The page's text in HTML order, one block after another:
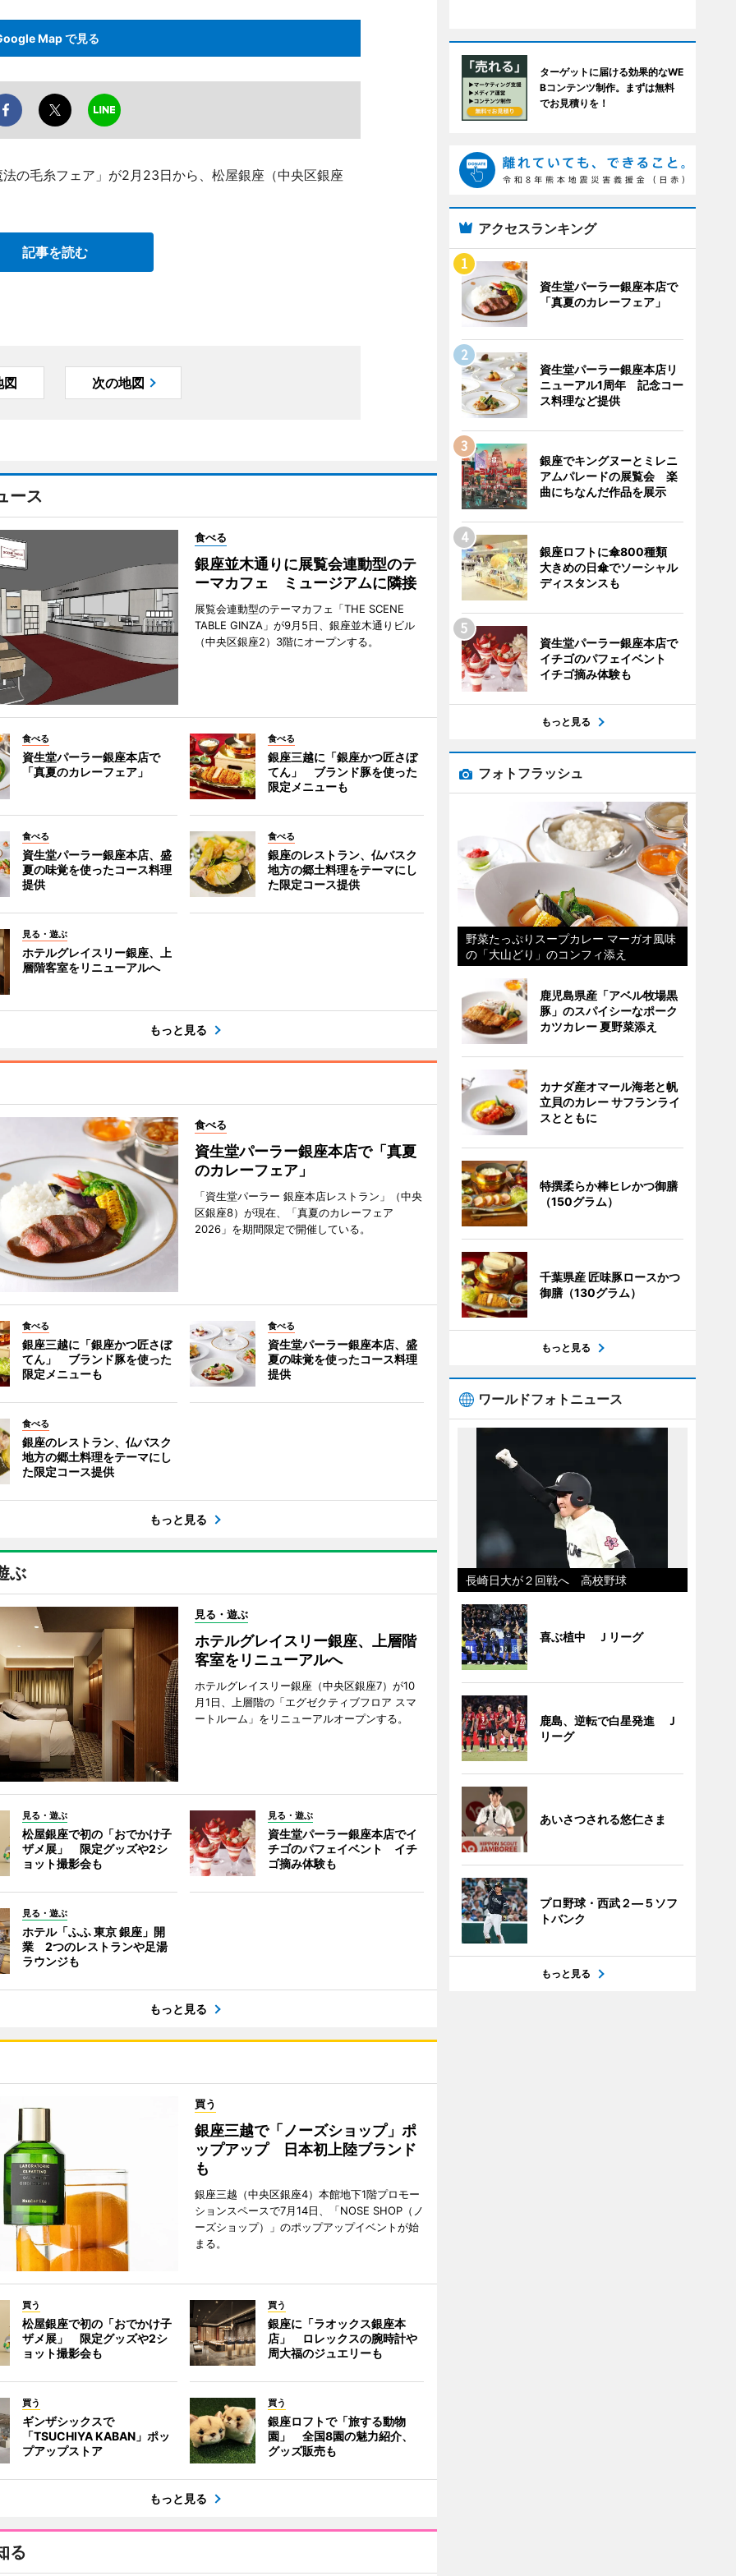
Map で見る
の毛糸フェア」が2月23日から、松屋銀座（中央区銀座
記事を読む
図 次の地図
ース
食べる
銀座並木通りに展覧会連動型のテ
ーマカフェ ミュージアムに隣接
展覧会連動型のテーマカフェ「THE SCENE
TABLE GINZA」が9月5日、銀座並木通りビル
（中央区銀座2）3階にオープンする。
食べる
資生堂パーラー銀座本店で
「真夏のカレーフェア」
食べる
銀座三越に「銀座かつ匠さぼ
てん」 ブランド豚を使った
限定メニューも
食べる
資生堂パーラー銀座本店、盛
夏の味覚を使ったコース料理
提供
食べる
銀座のレストラン、仏バスク
地方の郷土料理をテーマにし
た限定コース提供
見る・遊ぶ
ホテルグレイスリー銀座、上
層階客室をリニューアルへ
もっと見る
食べる
資生堂パーラー銀座本店で「真夏
のカレーフェア」
「資生堂パーラー 銀座本店レストラン」（中央
区銀座8）が現在、「真夏のカレーフェア
2026」を期間限定で開催している。
食べる
銀座三越に「銀座かつ匠さぼ
てん」 ブランド豚を使った
限定メニューも
食べる
資生堂パーラー銀座本店、盛
夏の味覚を使ったコース料理
提供
食べる
銀座のレストラン、仏バスク
地方の郷土料理をテーマにし
た限定コース提供
もっと見る
ぶ
見る・遊ぶ
ホテルグレイスリー銀座、上層階
客室をリニューアルへ
ホテルグレイスリー銀座（中央区銀座7）が10
月1日、上層階の「エグゼクティブフロア スマ
ートルーム」をリニューアルオープンする。
見る・遊ぶ
松屋銀座で初の「おでかけ子
ザメ展」 限定グッズや2シ
ョット撮影会も
見る・遊ぶ
資生堂パーラー銀座本店でイ
チゴのパフェイベント イチ
ゴ摘み体験も
見る・遊ぶ
ホテル「ふふ 東京 銀座」開
業 2つのレストランや足湯
ラウンジも
もっと見る
買う
銀座三越で「ノーズショップ」ポ
ップアップ 日本初上陸ブランド
も
銀座三越（中央区銀座4）本館地下1階プロモー
ションスペースで7月14日、「NOSE SHOP（ノ
ーズショップ）」のポップアップイベントが始
まる。
買う
松屋銀座で初の「おでかけ子
ザメ展」 限定グッズや2シ
ョット撮影会も
買う
銀座に「ラオックス銀座本
店」 ロレックスの腕時計や
周大福のジュエリーも
買う
ギンザシックスで
「TSUCHIYA KABAN」ポッ
プアップストア
買う
銀座ロフトで「旅する動物
園」 全国8園の魅力紹介、
グッズ販売も
もっと見る
る
ターゲットに届ける効果的なWE
Bコンテンツ制作。まずは無料
でお見積りを！
アクセスランキング
資生堂パーラー銀座本店で
「真夏のカレーフェア」
資生堂パーラー銀座本店リ
ニューアル1周年 記念コー
ス料理など提供
銀座でキングヌーとミレニ
アムパレードの展覧会 楽
曲にちなんだ作品を展示
銀座ロフトに傘800種類
大きめの日傘でソーシャル
ディスタンスも
資生堂パーラー銀座本店で
イチゴのパフェイベント
イチゴ摘み体験も
もっと見る
フォトフラッシュ
野菜たっぷりスープカレー マーガオ風味
の「大山どり」のコンフィ添え
鹿児島県産「アベル牧場黒
豚」のスパイシーなポーク
カツカレー 夏野菜添え
カナダ産オマール海老と帆
立貝のカレー サフランライ
スとともに
特撰柔らか棒ヒレかつ御膳
（150グラム）
千葉県産 匠味豚ロースかつ
御膳（130グラム）
もっと見る
ワールドフォトニュース
長崎日大が２回戦へ 高校野球
喜ぶ植中 Ｊリーグ
鹿島、逆転で白星発進 Ｊ
リーグ
あいさつされる悠仁さま
プロ野球・西武２―５ソフ
トバンク
もっと見る